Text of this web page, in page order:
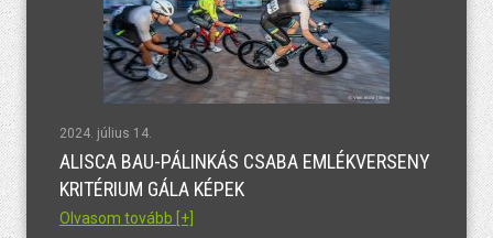
2024. július 14.
ALISCA BAU-PÁLINKÁS CSABA EMLÉKVERSENY
KRITÉRIUM GÁLA KÉPEK
Olvasom tovább [+]